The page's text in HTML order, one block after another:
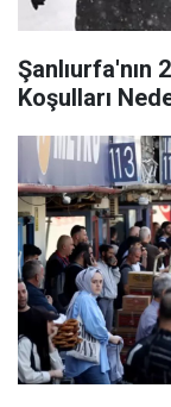
Şanlıurfa'nın